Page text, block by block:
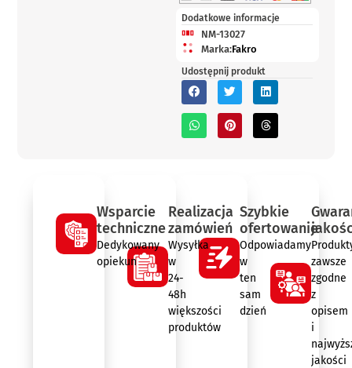
Dodatkowe informacje
NM-13027
Marka:Fakro
Udostępnij produkt
Wsparcie
techniczne
Dedykowany
opiekun
Realizacja
zamówień
Wysyłka
w
24-
48h
większości
produktów
Szybkie
ofertowanie
Odpowiadamy
w
ten
sam
dzień
zawsze
zgodne
z
opisem
i
jakości